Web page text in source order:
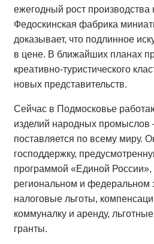
ежегодный рост производства
Федоскинская фабрика
доказывает, что подлинное
в цене. В ближайших планах
креативно-туристического
новых представительств.
Сейчас в Подмосковье
изделий народных промыслов
поставляется по всему миру.
господдержку,
программой «Единой России»,
региональном и федеральном
налоговые льготы,
коммуналку и аренду,
гранты.